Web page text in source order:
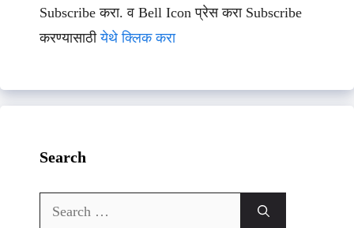
Subscribe करा. व Bell Icon प्रेस करा Subscribe
करण्यासाठीयेथे क्लिक करा
Search
Search